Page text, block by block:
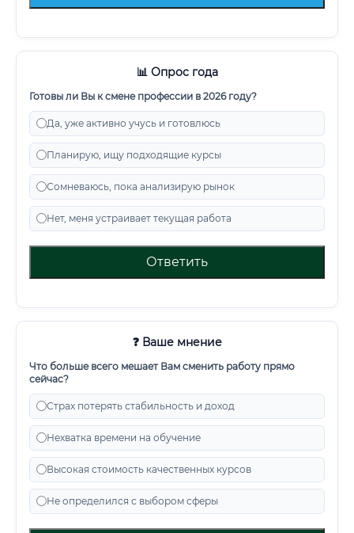
📊 Опрос года
Готовы ли Вы к смене профессии в 2026 году?
Да, уже активно учусь и готовлюсь
Планирую, ищу подходящие курсы
Сомневаюсь, пока анализирую рынок
Нет, меня устраивает текущая работа
Ответить
❓ Ваше мнение
Что больше всего мешает Вам сменить работу прямо
сейчас?
Страх потерять стабильность и доход
Нехватка времени на обучение
Высокая стоимость качественных курсов
Не определился с выбором сферы